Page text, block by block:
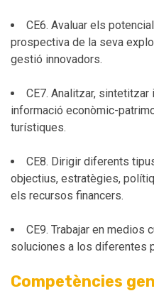
CE6. Avaluar els
prospectiva de la seva
gestió innovadors.
CE7. Analitzar,
informació econòmic-
turístiques.
CE8. Dirigir diferents
objectius, estratègies,
els recursos financers.
CE9. Trabajar en medios
soluciones a los diferentes
Competències